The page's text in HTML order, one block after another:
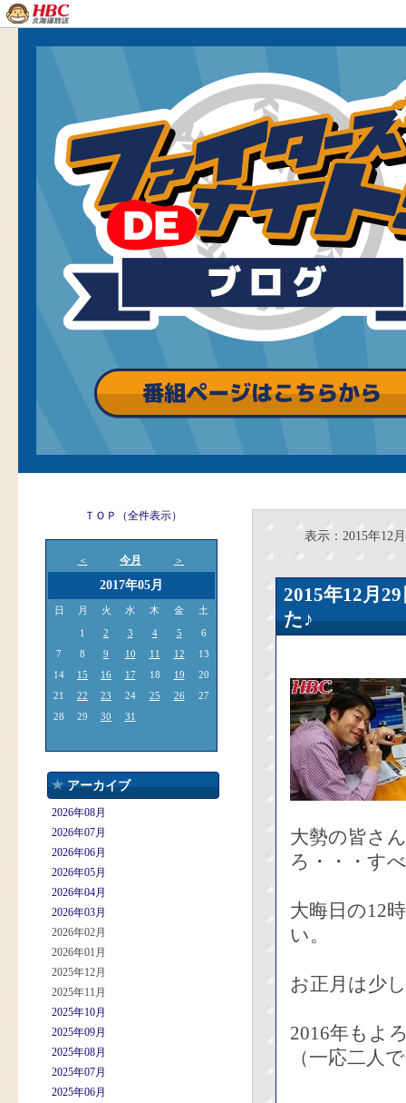
ＴＯＰ（全件表示）
＜ 今月 ＞
2017年05月
日 月 火 水 木 金 土
1 2 3 4 5
6
7
8 9 10 11 12
13
14
15 16 17 18 19
20
21
22 23 24 25 26
27
28
29 30 31
アーカイブ
2026年08月
2026年07月
2026年06月
2026年05月
2026年04月
2026年03月
2026年02月
2026年01月
2025年12月
2025年11月
2025年10月
2025年09月
2025年08月
2025年07月
2025年06月
表示：2015年12月
2015年12
た♪
大勢の皆さ
ろ・・・す
大晦日の12
い。
お正月は少
2016年もよ
（一応二人